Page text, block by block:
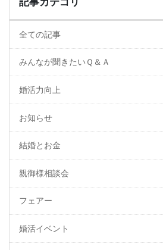
全ての記事
みんなが聞きたいＱ＆Ａ
婚活力向上
お知らせ
結婚とお金
親御様相談会
フェアー
婚活イベント